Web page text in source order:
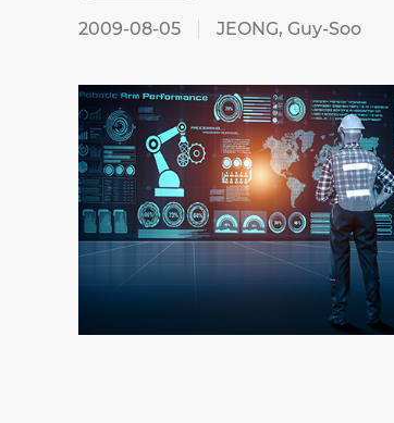
2009-08-05 JEONG, Guy-Soo